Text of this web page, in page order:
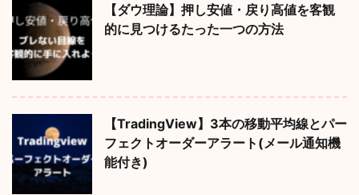
【ダウ理論】押し安値・戻り高値を客観
的に見つけるたった一つの方法
【TradingView】3本の移動平均線とパー
フェクトオーダーアラート(メール通知機
能付き)